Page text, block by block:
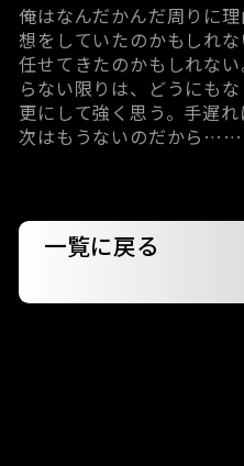
俺はなんだかんだ周りに
想をしていたのかもしれ
任せてきたのかもしれな
らない限りは、どうにも
更にして強く思う。手遅
次はもうないのだから……
一覧に戻る